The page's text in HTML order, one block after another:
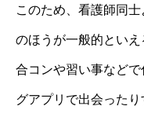
このため、看護師同
のほうが一般的といえ
合コンや習い事など
グアプリで出会ったり